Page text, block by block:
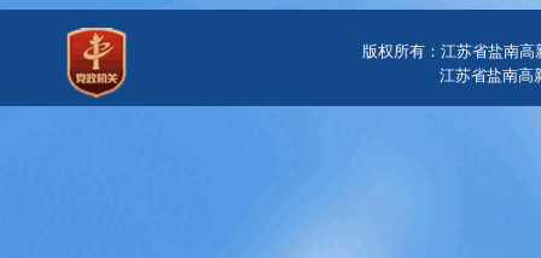
版权所有：江苏省盐南
江苏省盐南